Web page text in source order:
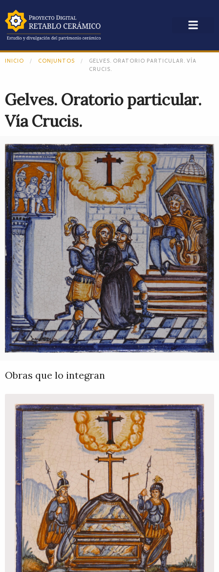
INICIO CONJUNTOS
GELVES. ORATORIO PARTICULAR. VÍA
CRUCIS.
Gelves. Oratorio particular.
Vía Crucis.
Obras que lo integran